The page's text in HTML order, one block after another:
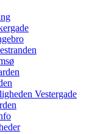
Vestergade